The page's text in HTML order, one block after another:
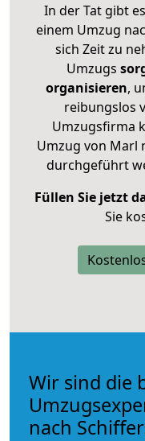
In der Tat gibt
einem Umzug
sich Zeit zu
Umzugs
organisieren,
reibungslos
Umzugsfirma
Umzug von Marl
durchgeführt
Füllen Sie jetzt
Sie
Wir sind die
nach